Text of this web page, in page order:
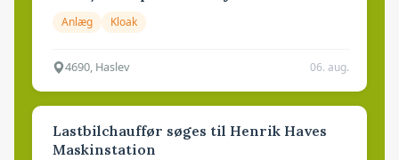
Anlæg Kloak
4690, Haslev 06. aug.
Lastbilchauffør søges til Henrik Haves
Maskinstation